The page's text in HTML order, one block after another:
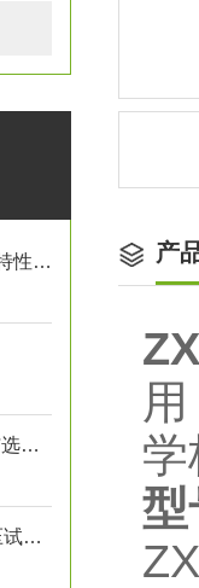
SXFA-1600互感器励磁特性(伏安特性)曲线试验方法
SF6气体抽真空装置的设计要点与选型指南
变频谐振耐压试验装置做交流耐压试验时的注意事项
产
型